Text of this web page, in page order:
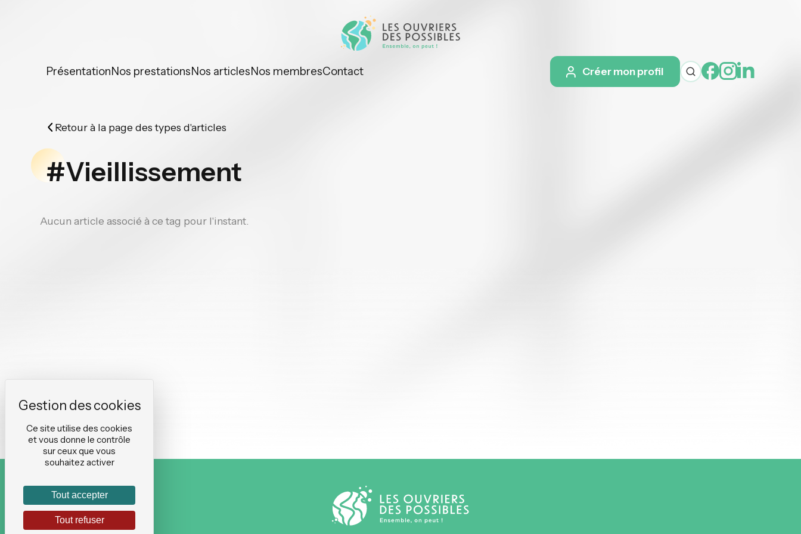
PrésentationNos prestationsNos articlesNos membresContact Créer mon profil
Retour à la page des types d'articles
#Vieillissement
Aucun article associé à ce tag pour l'instant.
Ce site utilise des cookies
et vous donne le contrôle
sur ceux que vous
souhaitez activer
Tout accepter
Tout refuser